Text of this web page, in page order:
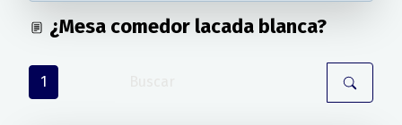
¿Mesa comedor lacada blanca?
1